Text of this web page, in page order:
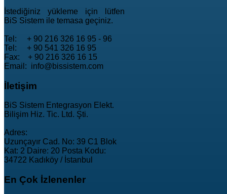
İstediğiniz yükleme için lütfen
BiS Sistem ile temasa geçiniz.
Tel: + 90 216 326 16 95 - 96
Tel: + 90 541 326 16 95
Fax: + 90 216 326 16 15
Email: info@bissistem.com
İletişim
BiS Sistem Entegrasyon Elekt.
Bilişim Hiz. Tic. Ltd. Şti.
Adres:
Uzunçayır Cad. No: 39 C1 Blok
Kat: 2 Daire: 20 Posta Kodu:
34722 Kadıköy / İstanbul
En Çok İzlenenler